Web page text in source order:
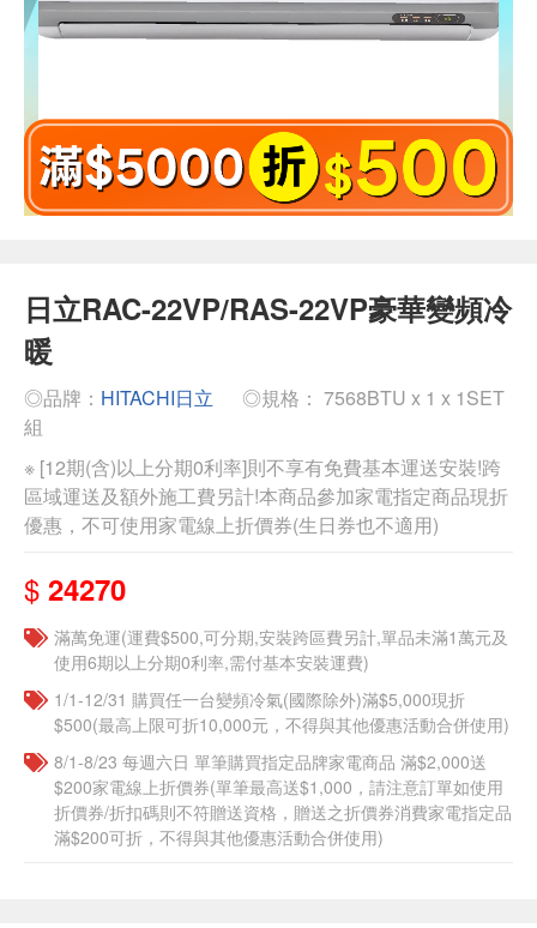
日立RAC-22VP/RAS-22VP豪華變頻冷
暖
◎品牌： HITACHI日立
◎規格： 7568BTU x 1 x 1SET
組
※ [12期(含)以上分期0利率]則不享有免費基本運送安裝!跨
區域運送及額外施工費另計!本商品參加家電指定商品現折
優惠，不可使用家電線上折價券(生日券也不適用)
$ 24270
滿萬免運(運費$500,可分期,安裝跨區費另計,單品未滿1萬元及
使用6期以上分期0利率,需付基本安裝運費)
1/1-12/31 購買任一台變頻冷氣(國際除外)滿$5,000現折
$500(最高上限可折10,000元，不得與其他優惠活動合併使用)
8/1-8/23 每週六日 單筆購買指定品牌家電商品 滿$2,000送
$200家電線上折價券(單筆最高送$1,000，請注意訂單如使用
折價券/折扣碼則不符贈送資格，贈送之折價券消費家電指定品
滿$200可折，不得與其他優惠活動合併使用)